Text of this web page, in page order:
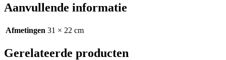
*
aantal
Aanvullende informatie
Afmetingen 31 × 22 cm
Gerelateerde producten